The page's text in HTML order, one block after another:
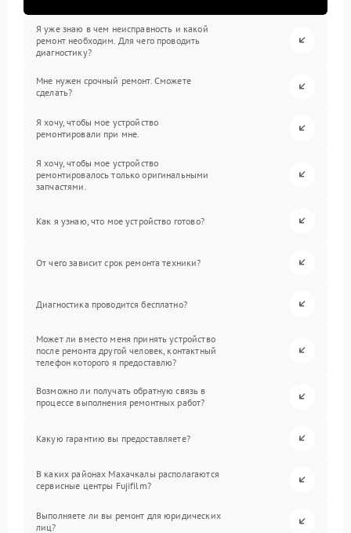
Я уже знаю в чем неисправность и какой
ремонт необходим. Для чего проводить
диагностику?
Мне нужен срочный ремонт. Сможете
сделать?
Я хочу, чтобы мое устройство
ремонтировали при мне.
Я хочу, чтобы мое устройство
ремонтировалось только оригинальными
запчастями.
Как я узнаю, что мое устройство готово?
От чего зависит срок ремонта техники?
Диагностика проводится бесплатно?
Может ли вместо меня принять устройство
после ремонта другой человек, контактный
телефон которого я предоставлю?
Возможно ли получать обратную связь в
процессе выполнения ремонтных работ?
Какую гарантию вы предоставляете?
В каких районах Махачкалы располагаются
сервисные центры Fujifilm?
Выполняете ли вы ремонт для юридических
лиц?